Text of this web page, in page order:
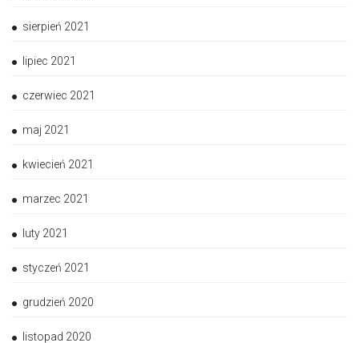
sierpień 2021
lipiec 2021
czerwiec 2021
maj 2021
kwiecień 2021
marzec 2021
luty 2021
styczeń 2021
grudzień 2020
listopad 2020